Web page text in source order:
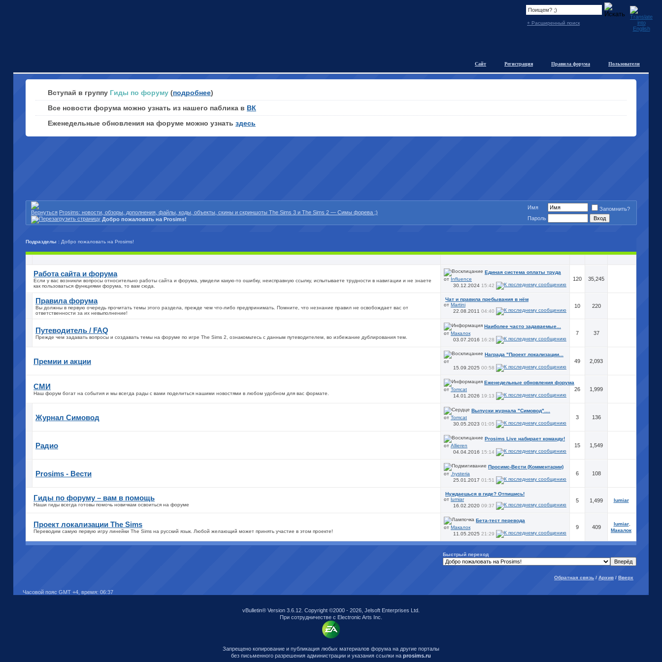
+ Расширенный поиск
Пользователи
Правила форума
Регистрация
Сайт
Вступай в группу Гиды по форуму (подробнее)
Все новости форума можно узнать из нашего паблика в ВК
Еженедельные обновления на форуме можно узнать здесь
Prosims: новости, обзоры, дополнения, файлы, коды, объекты, скины и скриншоты The Sims 3 и The Sims 2 — Симы форева ;)
Добро пожаловать на Prosims!
Имя
Запомнить?
Пароль
Подразделы : Добро пожаловать на Prosims!
Работа сайта и форума
Если у вас возникли вопросы относительно работы сайта и форума, увидели какую-то ошибку, неисправную ссылку, испытываете трудности в навигации и не знаете
как пользоваться функциями форума, то вам сюда.
Единая система оплаты труда
от Influence
30.12.2024 15:42
120 35,245
Правила форума
Вы должны в первую очередь прочитать темы этого раздела, прежде чем что-либо предпринимать. Помните, что незнание правил не освобождает вас от
ответственности за их невыполнение!
Чат и правила пребывания в нём
от Martini
22.08.2011 04:40
10 220
Путеводитель / FAQ
Прежде чем задавать вопросы и создавать темы на форуме по игре The Sims 2, ознакомьтесь с данным путеводителем, во избежание дублирования тем.
Наиболее часто задаваемые...
от Макалок
03.07.2016 16:28
7 37
Премии и акции
Награда "Проект локализации...
от
15.09.2025 00:58
49 2,093
СМИ
Наш форум богат на события и мы всегда рады с вами поделиться нашими новостями в любом удобном для вас формате.
Еженедельные обновления форума
от Tomcat
14.01.2026 19:13
26 1,999
Журнал Симовод
Выпуски журнала "Симовод"....
от Tomcat
30.05.2023 01:05
3 136
Радио
Prosims Live набирает команду!
от Allieren
04.04.2016 15:14
15 1,549
Prosims - Вести
Просимс-Вести (Комментарии)
от .hysteria
25.01.2017 01:51
6 108
Гиды по форуму – вам в помощь
Наши гиды всегда готовы помочь новичкам освоиться на форуме
Нуждаешься в гиде? Отпишись!
от lumiar
16.02.2020 09:37
5 1,499 lumiar
Проект локализации The Sims
Переводим самую первую игру линейки The Sims на русский язык. Любой желающий может принять участие в этом проекте!
Бета-тест перевода
от Макалок
11.05.2025 21:29
9 409
lumiar,
Макалок
Быстрый переход
Обратная связь / Архив / Вверх
Часовой пояс GMT +4, время: 06:37
vBulletin® Version 3.6.12. Copyright ©2000 - 2026, Jelsoft Enterprises Ltd.
При сотрудничестве с Electronic Arts Inc.
Запрещено копирование и публикация любых материалов форума на другие порталы
без письменного разрешения администрации и указания ссылки на prosims.ru